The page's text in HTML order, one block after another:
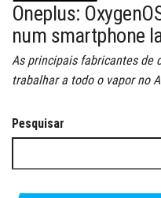
Oneplus:
num smartphone
As principais fabricantes de
trabalhar a todo o vapor no
Pesquisar